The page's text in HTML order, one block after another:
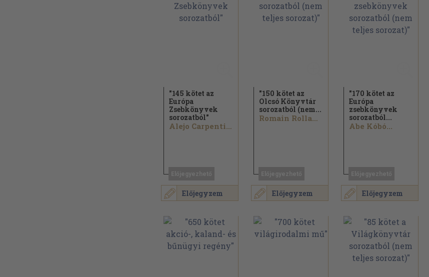
Előjegyzem
"145 kötet az
Európa
Zsebkönyvek
sorozatból"
Alejo Carpentier...
Előjegyzem
"150 kötet az
Olcsó Könyvtár
sorozatból (nem...
Romain Rolland...
Előjegyzem
"170 kötet az
Európa
zsebkönyvek
sorozatból...
Abe Kóbó...